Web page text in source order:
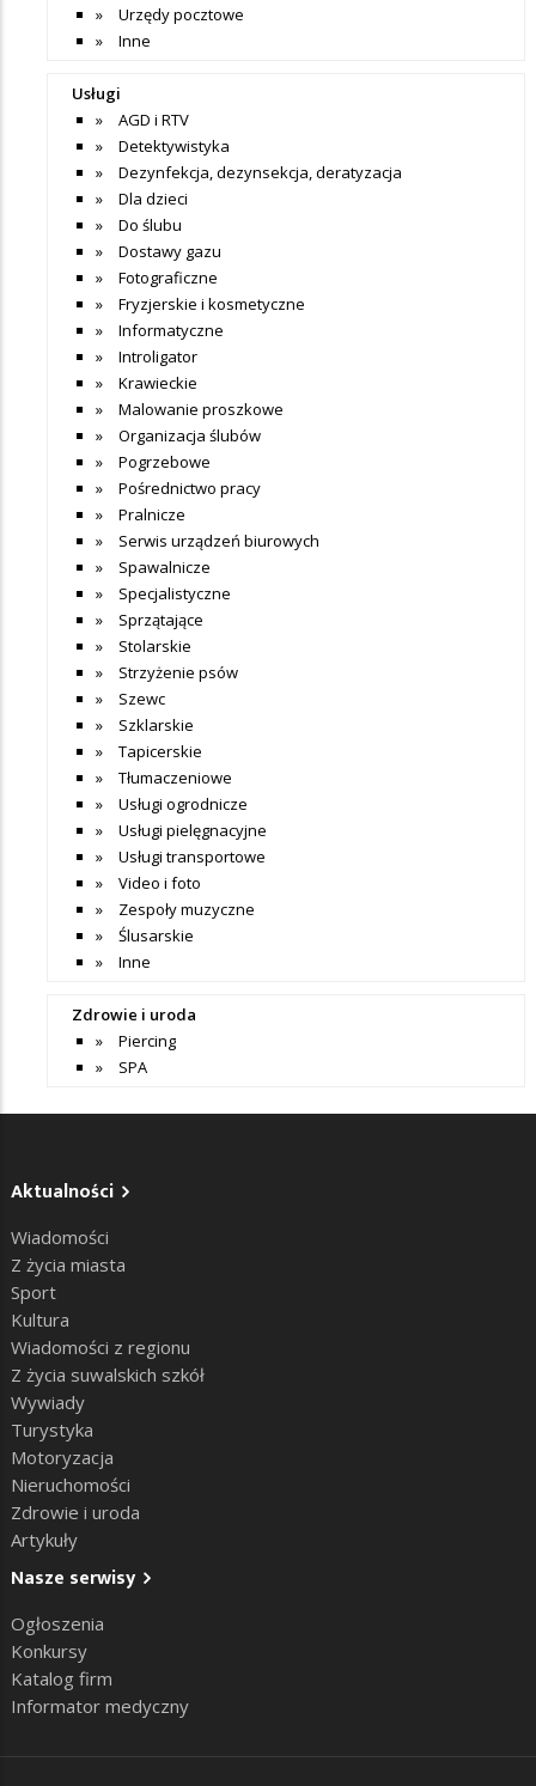
Urzędy pocztowe
Inne
Usługi
AGD i RTV
Detektywistyka
Dezynfekcja, dezynsekcja, deratyzacja
Dla dzieci
Do ślubu
Dostawy gazu
Fotograficzne
Fryzjerskie i kosmetyczne
Informatyczne
Introligator
Krawieckie
Malowanie proszkowe
Organizacja ślubów
Pogrzebowe
Pośrednictwo pracy
Pralnicze
Serwis urządzeń biurowych
Spawalnicze
Specjalistyczne
Sprzątające
Stolarskie
Strzyżenie psów
Szewc
Szklarskie
Tapicerskie
Tłumaczeniowe
Usługi ogrodnicze
Usługi pielęgnacyjne
Usługi transportowe
Video i foto
Zespoły muzyczne
Ślusarskie
Inne
Zdrowie i uroda
Piercing
SPA
Aktualności
Wiadomości
Z życia miasta
Sport
Kultura
Wiadomości z regionu
Z życia suwalskich szkół
Wywiady
Turystyka
Motoryzacja
Nieruchomości
Zdrowie i uroda
Artykuły
Nasze serwisy
Ogłoszenia
Konkursy
Katalog firm
Informator medyczny